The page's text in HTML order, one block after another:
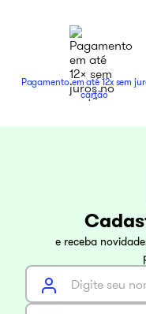
Pagamento em até 12x sem
cartão
e receba